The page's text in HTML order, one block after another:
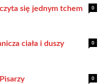
0
się jednym tchem
0
ciała i duszy
0